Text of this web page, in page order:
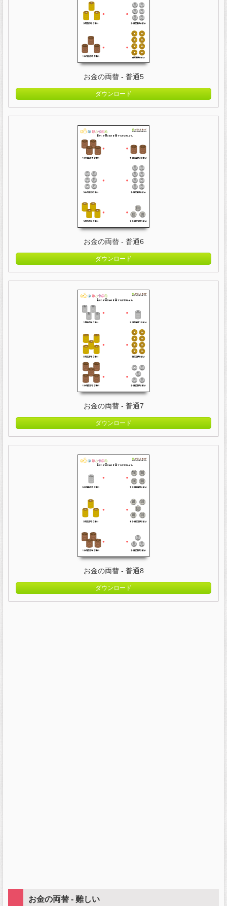
お金の両替 - 普通5
ダウンロード
お金の両替 - 普通6
ダウンロード
お金の両替 - 普通7
ダウンロード
お金の両替 - 普通8
ダウンロード
お金の両替 - 難しい